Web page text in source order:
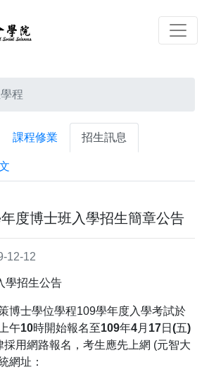
程
課程修業 招生訊息
度博士班入學招生簡章公告
12-12
學招生公告
博士學位學程109學年度入學考試於
午10時開始報名至109年4月17日(五)
採用網路報名，考生應先上網 (元智大
網址：